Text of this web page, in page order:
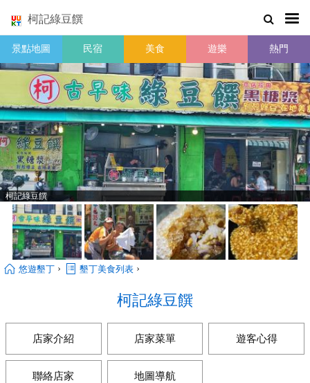
柯記綠豆饌
景點地圖 民宿 美食 遊樂 熱門
柯記綠豆饌
悠遊墾丁 › 墾丁美食列表 ›
柯記綠豆饌
店家介紹 店家菜單 遊客心得
聯絡店家 地圖導航